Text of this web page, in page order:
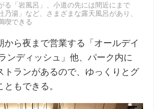
る「岩風呂」、小道の先には間近にまで
乃湯」など、さまざまな露天風呂があり、
喫できる
から夜まで営業する「オールデイ
ンディッシュ」他、パーク内に
トランがあるので、ゆっくりとグ
もできる。